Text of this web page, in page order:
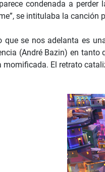
condenada a
se intitulaba la
que se nos adelanta es
(André Bazin) en tanto
momificada. El retrato